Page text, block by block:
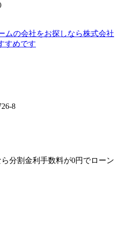
8
分割金利手数料が0円でローン